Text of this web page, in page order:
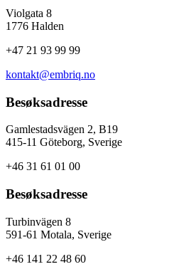
Violgata 8
1776 Halden
+47 21 93 99 99
kontakt@embriq.no
Besøksadresse
Gamlestadsvägen 2, B19
415-11 Göteborg, Sverige
+46 31 61 01 00
Besøksadresse
Turbinvägen 8
591-61 Motala, Sverige
+46 141 22 48 60